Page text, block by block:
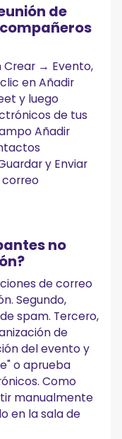
de
Crear → Evento,
en Añadir
y luego
de tus
Añadir
y Enviar
correo
no
de correo
Segundo,
spam. Tercero,
de
del evento y
o aprueba
Como
manualmente
en la sala de